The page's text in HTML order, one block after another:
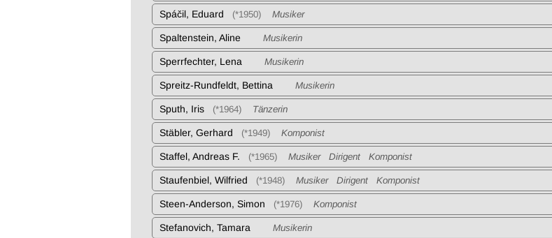
Spáčil, Eduard (*1950) Musiker
Spaltenstein, Aline Musikerin
Sperrfechter, Lena Musikerin
Spreitz-Rundfeldt, Bettina Musikerin
Sputh, Iris (*1964) Tänzerin
Stäbler, Gerhard (*1949) Komponist
Staffel, Andreas F. (*1965) Musiker Dirigent Komponist
Staufenbiel, Wilfried (*1948) Musiker Dirigent Komponist
Steen-Anderson, Simon (*1976) Komponist
Stefanovich, Tamara Musikerin